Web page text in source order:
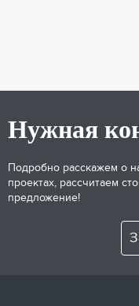
Нужная
Подробно расскажем о
проектах, рассчитаем
предложение!